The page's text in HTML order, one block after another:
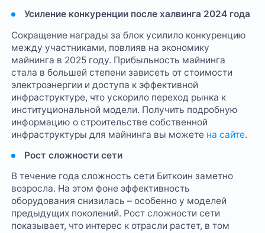
Усиление конкуренции после халвинга 2024 года
Сокращение награды за блок усилило конкуренцию
между участниками, повлияв на экономику
майнинга в 2025 году. Прибыльность майнинга
стала в большей степени зависеть от стоимости
электроэнергии и доступа к эффективной
инфраструктуре, что ускорило переход рынка к
институциональной модели. Получить подробную
информацию о строительстве собственной
инфраструктуры для майнинга вы можете на сайте.
Рост сложности сети
В течение года сложность сети Биткоин заметно
возросла. На этом фоне эффективность
оборудования снизилась – особенно у моделей
предыдущих поколений. Рост сложности сети
показывает, что интерес к отрасли растет, в том